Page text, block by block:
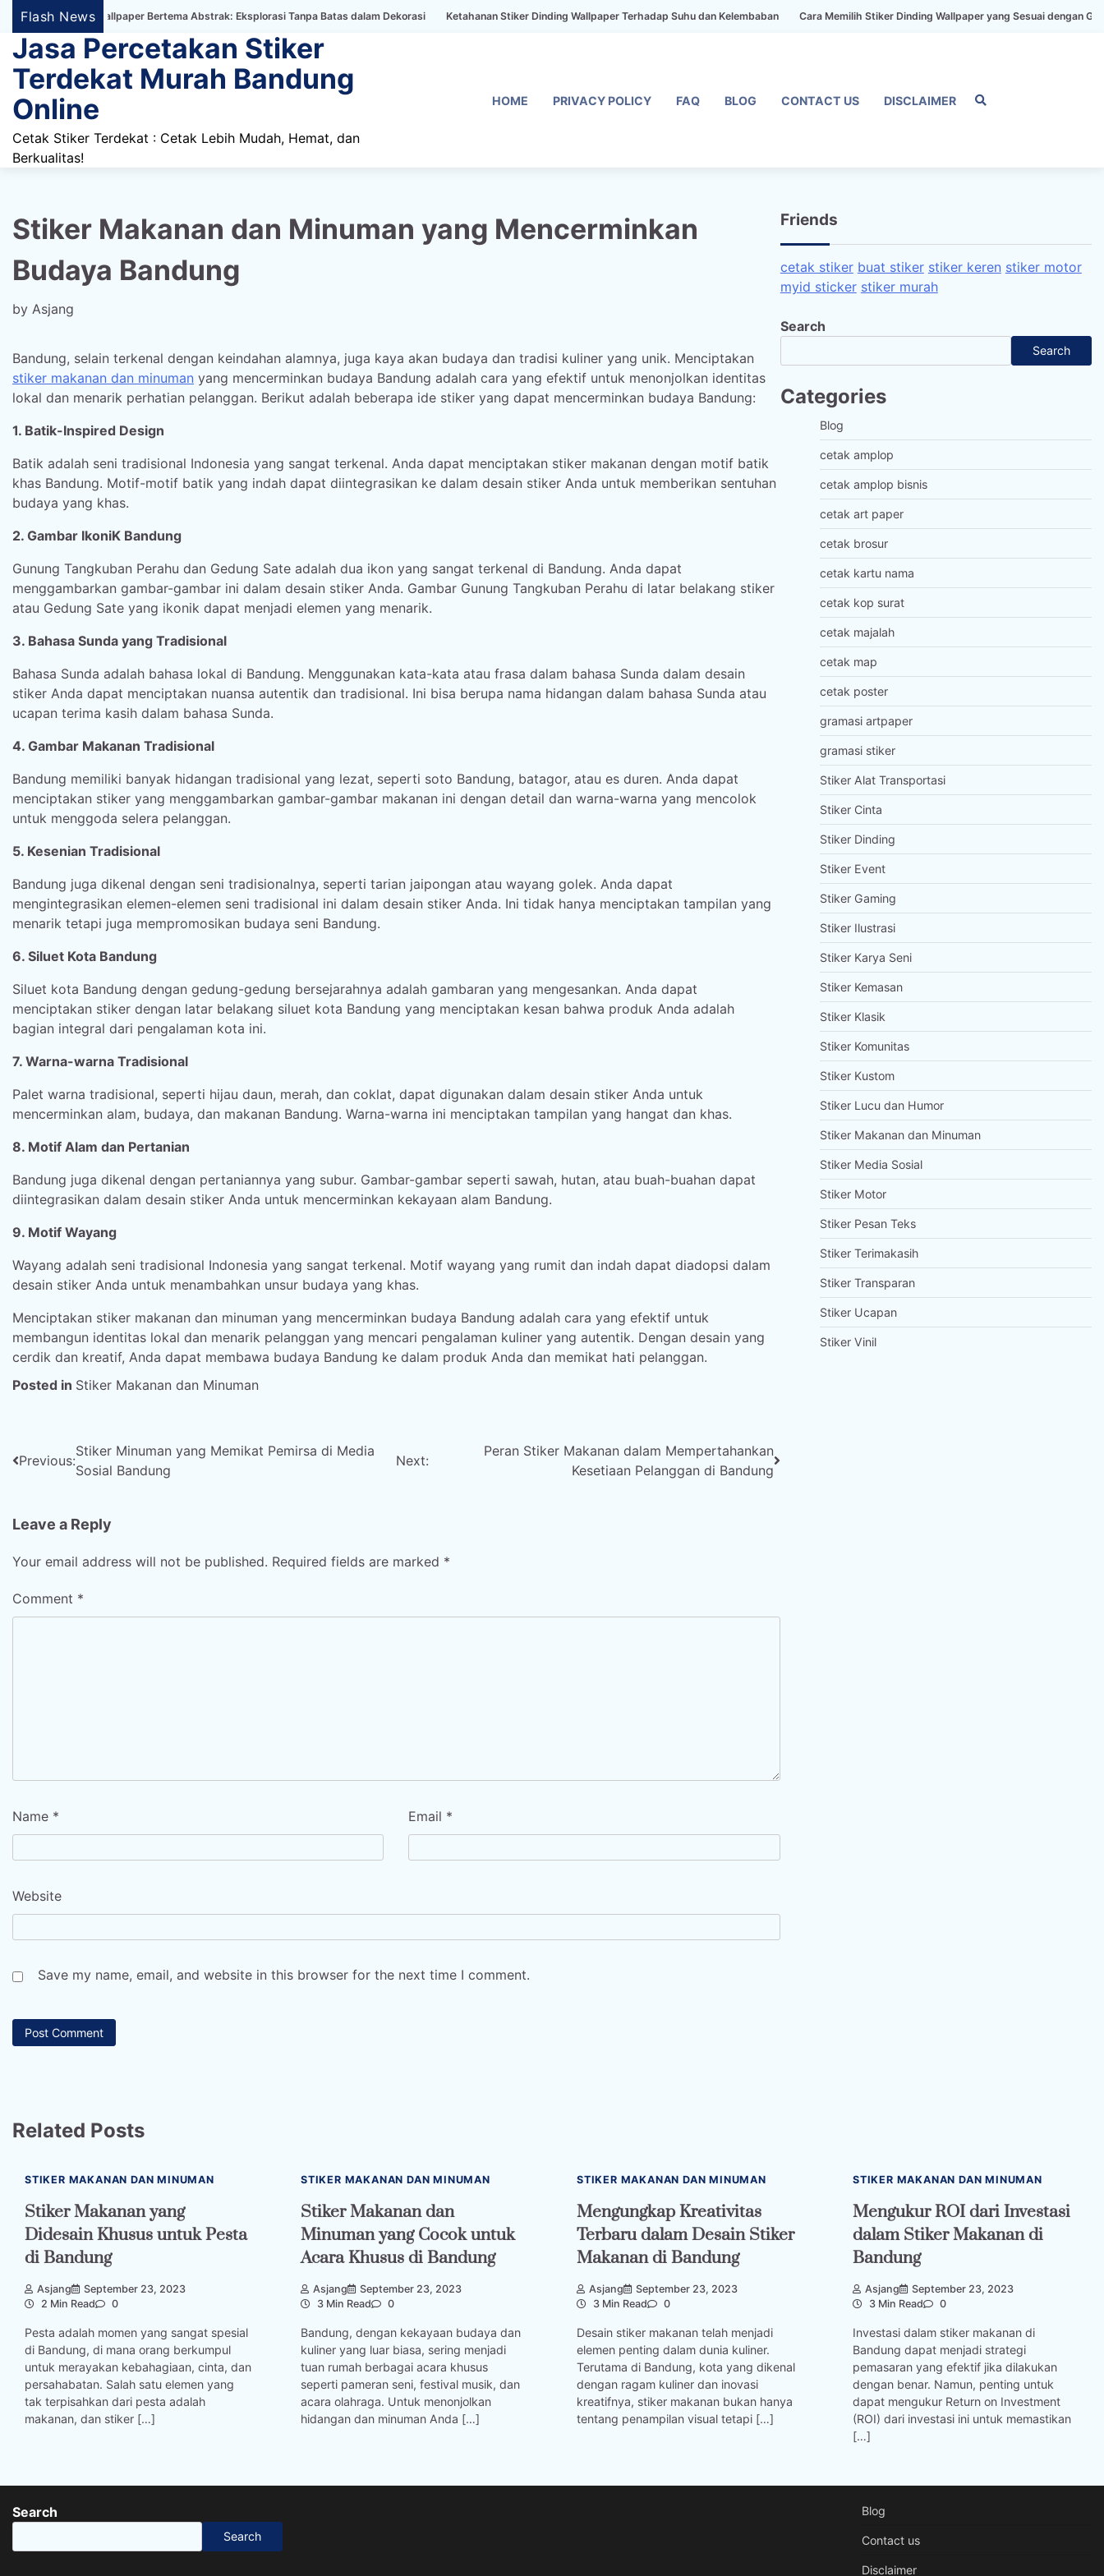
Skip
content
Flash News
Wallpaper Bertema Abstrak: Eksplorasi Tanpa Batas dalam Dekorasi Ketahanan Stiker Dinding Wallpaper Terhadap Suhu dan Kelembaban Cara Memilih Stiker Dinding Wallpaper yang Sesuai dengan Gaya Rumah
Jasa Percetakan Stiker
Terdekat Murah Bandung
Online
Cetak Stiker Terdekat : Cetak Lebih Mudah, Hemat, dan
Berkualitas!
HOME PRIVACY POLICY FAQ BLOG CONTACT US DISCLAIMER
Stiker Makanan dan Minuman yang Mencerminkan
Budaya Bandung
by Asjang
Bandung, selain terkenal dengan keindahan alamnya, juga kaya akan budaya dan tradisi kuliner yang unik. Menciptakan
stiker makanan dan minuman yang mencerminkan budaya Bandung adalah cara yang efektif untuk menonjolkan identitas
lokal dan menarik perhatian pelanggan. Berikut adalah beberapa ide stiker yang dapat mencerminkan budaya Bandung:
1. Batik-Inspired Design
Batik adalah seni tradisional Indonesia yang sangat terkenal. Anda dapat menciptakan stiker makanan dengan motif batik
khas Bandung. Motif-motif batik yang indah dapat diintegrasikan ke dalam desain stiker Anda untuk memberikan sentuhan
budaya yang khas.
2. Gambar IkoniK Bandung
Gunung Tangkuban Perahu dan Gedung Sate adalah dua ikon yang sangat terkenal di Bandung. Anda dapat
menggambarkan gambar-gambar ini dalam desain stiker Anda. Gambar Gunung Tangkuban Perahu di latar belakang stiker
atau Gedung Sate yang ikonik dapat menjadi elemen yang menarik.
3. Bahasa Sunda yang Tradisional
Bahasa Sunda adalah bahasa lokal di Bandung. Menggunakan kata-kata atau frasa dalam bahasa Sunda dalam desain
stiker Anda dapat menciptakan nuansa autentik dan tradisional. Ini bisa berupa nama hidangan dalam bahasa Sunda atau
ucapan terima kasih dalam bahasa Sunda.
4. Gambar Makanan Tradisional
Bandung memiliki banyak hidangan tradisional yang lezat, seperti soto Bandung, batagor, atau es duren. Anda dapat
menciptakan stiker yang menggambarkan gambar-gambar makanan ini dengan detail dan warna-warna yang mencolok
untuk menggoda selera pelanggan.
5. Kesenian Tradisional
Bandung juga dikenal dengan seni tradisionalnya, seperti tarian jaipongan atau wayang golek. Anda dapat
mengintegrasikan elemen-elemen seni tradisional ini dalam desain stiker Anda. Ini tidak hanya menciptakan tampilan yang
menarik tetapi juga mempromosikan budaya seni Bandung.
6. Siluet Kota Bandung
Siluet kota Bandung dengan gedung-gedung bersejarahnya adalah gambaran yang mengesankan. Anda dapat
menciptakan stiker dengan latar belakang siluet kota Bandung yang menciptakan kesan bahwa produk Anda adalah
bagian integral dari pengalaman kota ini.
7. Warna-warna Tradisional
Palet warna tradisional, seperti hijau daun, merah, dan coklat, dapat digunakan dalam desain stiker Anda untuk
mencerminkan alam, budaya, dan makanan Bandung. Warna-warna ini menciptakan tampilan yang hangat dan khas.
8. Motif Alam dan Pertanian
Bandung juga dikenal dengan pertaniannya yang subur. Gambar-gambar seperti sawah, hutan, atau buah-buahan dapat
diintegrasikan dalam desain stiker Anda untuk mencerminkan kekayaan alam Bandung.
9. Motif Wayang
Wayang adalah seni tradisional Indonesia yang sangat terkenal. Motif wayang yang rumit dan indah dapat diadopsi dalam
desain stiker Anda untuk menambahkan unsur budaya yang khas.
Menciptakan stiker makanan dan minuman yang mencerminkan budaya Bandung adalah cara yang efektif untuk
membangun identitas lokal dan menarik pelanggan yang mencari pengalaman kuliner yang autentik. Dengan desain yang
cerdik dan kreatif, Anda dapat membawa budaya Bandung ke dalam produk Anda dan memikat hati pelanggan.
Posted in Stiker Makanan dan Minuman
Post
navigation
Previous:
Stiker Minuman yang Memikat Pemirsa di Media
Sosial Bandung
Next:
Peran Stiker Makanan dalam Mempertahankan
Kesetiaan Pelanggan di Bandung
Leave a Reply
Your email address will not be published. Required fields are marked *
Comment *
Name * Email *
Website
Save my name, email, and website in this browser for the next time I comment.
Friends
cetak stiker buat stiker stiker keren stiker motor
myid sticker stiker murah
Search
Search
Categories
Blog
cetak amplop
cetak amplop bisnis
cetak art paper
cetak brosur
cetak kartu nama
cetak kop surat
cetak majalah
cetak map
cetak poster
gramasi artpaper
gramasi stiker
Stiker Alat Transportasi
Stiker Cinta
Stiker Dinding
Stiker Event
Stiker Gaming
Stiker Ilustrasi
Stiker Karya Seni
Stiker Kemasan
Stiker Klasik
Stiker Komunitas
Stiker Kustom
Stiker Lucu dan Humor
Stiker Makanan dan Minuman
Stiker Media Sosial
Stiker Motor
Stiker Pesan Teks
Stiker Terimakasih
Stiker Transparan
Stiker Ucapan
Stiker Vinil
Related Posts
STIKER MAKANAN DAN MINUMAN
Stiker Makanan yang
Didesain Khusus untuk Pesta
di Bandung
Asjang
September 23, 2023
2 Min Read
0
Pesta adalah momen yang sangat spesial
di Bandung, di mana orang berkumpul
untuk merayakan kebahagiaan, cinta, dan
persahabatan. Salah satu elemen yang
tak terpisahkan dari pesta adalah
makanan, dan stiker […]
STIKER MAKANAN DAN MINUMAN
Stiker Makanan dan
Minuman yang Cocok untuk
Acara Khusus di Bandung
Asjang
September 23, 2023
3 Min Read
0
Bandung, dengan kekayaan budaya dan
kuliner yang luar biasa, sering menjadi
tuan rumah berbagai acara khusus
seperti pameran seni, festival musik, dan
acara olahraga. Untuk menonjolkan
hidangan dan minuman Anda […]
STIKER MAKANAN DAN MINUMAN
Mengungkap Kreativitas
Terbaru dalam Desain Stiker
Makanan di Bandung
Asjang
September 23, 2023
3 Min Read
0
Desain stiker makanan telah menjadi
elemen penting dalam dunia kuliner.
Terutama di Bandung, kota yang dikenal
dengan ragam kuliner dan inovasi
kreatifnya, stiker makanan bukan hanya
tentang penampilan visual tetapi […]
STIKER MAKANAN DAN MINUMAN
Mengukur ROI dari Investasi
dalam Stiker Makanan di
Bandung
Asjang
September 23, 2023
3 Min Read
0
Investasi dalam stiker makanan di
Bandung dapat menjadi strategi
pemasaran yang efektif jika dilakukan
dengan benar. Namun, penting untuk
dapat mengukur Return on Investment
(ROI) dari investasi ini untuk memastikan
[…]
Search
Search
Blog
Contact us
Disclaimer